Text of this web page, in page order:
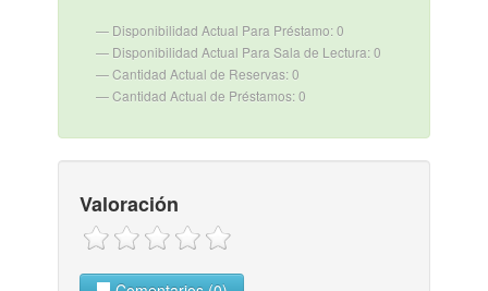
Disponibilidad Actual Para Préstamo: 0
Disponibilidad Actual Para Sala de Lectura: 0
Cantidad Actual de Reservas: 0
Cantidad Actual de Préstamos: 0
Valoración